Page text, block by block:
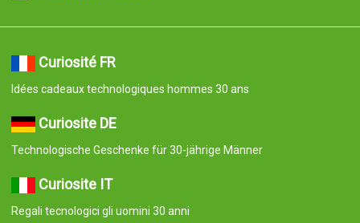
Curiosité FR
Idées cadeaux technologiques hommes 30 ans
Curiosite DE
Technologische Geschenke für 30-jährige Männer
Curiosite IT
Regali tecnologici gli uomini 30 anni